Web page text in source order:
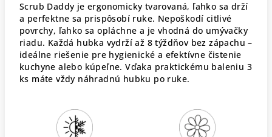
Scrub Daddy je ergonomicky tvarovaná, ľahko sa drží
a perfektne sa prispôsobí ruke. Nepoškodí citlivé
povrchy, ľahko sa opláchne a je vhodná do umývačky
riadu. Každá hubka vydrží až 8 týždňov bez zápachu –
ideálne riešenie pre hygienické a efektívne čistenie
kuchyne alebo kúpeľne. Vďaka praktickému baleniu 3
ks máte vždy náhradnú hubku po ruke.